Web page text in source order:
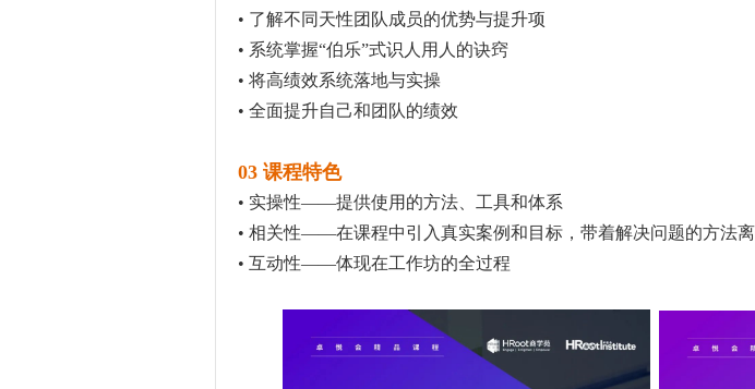
• 了解不同天性团队成员的优势与提升项
• 系统掌握“伯乐”式识人用人的诀窍
• 将高绩效系统落地与实操
• 全面提升自己和团队的绩效
03 课程特色
• 实操性——提供使用的方法、工具和体系
• 相关性——在课程中引入真实案例和目标，带着解决问题的方法
• 互动性——体现在工作坊的全过程